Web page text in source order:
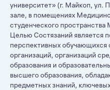
университет» (г. Майкоп, ул.
зале, в помещениях
студенческого
Целью Состязаний является
перспективных
организаций, организаций
образования и
высшего образования,
предметных знаний,